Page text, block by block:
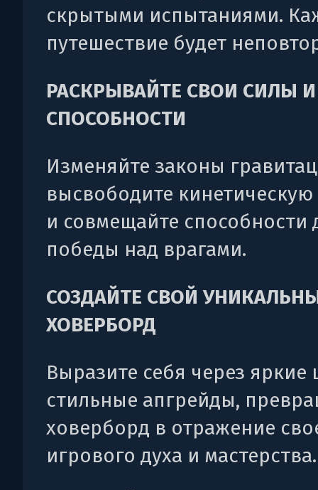
скрытыми испытаниями.
путешествие будет
РАСКРЫВАЙТЕ СВОИ СИЛЫ И
СПОСОБНОСТИ
Изменяйте законы
высвободите
и совмещайте способности
победы над врагами.
СОЗДАЙТЕ СВОЙ
ХОВЕРБОРД
Выразите себя через яркие
стильные апгрейды,
ховерборд в отражение
игрового духа и мастерства.